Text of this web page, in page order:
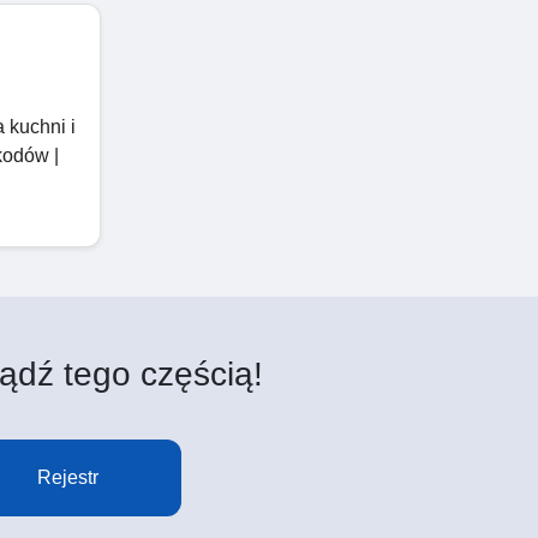
kuchni i
|
tego częścią!
Rejestr